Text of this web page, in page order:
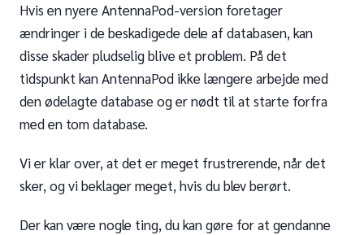
Hvis en nyere AntennaPod-version foretager
ændringer i de beskadigede dele af databasen, kan
disse skader pludselig blive et problem. På det
tidspunkt kan AntennaPod ikke længere arbejde med
den ødelagte database og er nødt til at starte forfra
med en tom database.
Vi er klar over, at det er meget frustrerende, når det
sker, og vi beklager meget, hvis du blev berørt.
Der kan være nogle ting, du kan gøre for at gendanne